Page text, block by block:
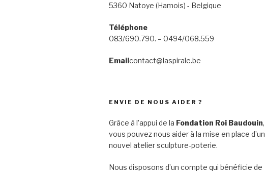
5360 Natoye (Hamois) - Belgique
Téléphone
083/690.790. – 0494/068.559
Emailcontact@laspirale.be
ENVIE DE NOUS AIDER ?
Grâce à l’appui de la Fondation Roi Baudouin,
vous pouvez nous aider à la mise en place d’un
nouvel atelier sculpture-poterie.
Nous disposons d’un compte qui bénéficie de